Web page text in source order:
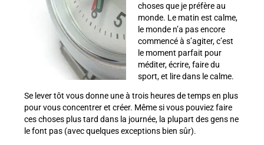
choses que je préfère au
monde. Le matin est calme,
le monde n’a pas encore
commencé à s’agiter, c’est
le moment parfait pour
méditer, écrire, faire du
sport, et lire dans le calme.
Se lever tôt vous donne une à trois heures de temps en plus
pour vous concentrer et créer. Même si vous pouviez faire
ces choses plus tard dans la journée, la plupart des gens ne
le font pas (avec quelques exceptions bien sûr).